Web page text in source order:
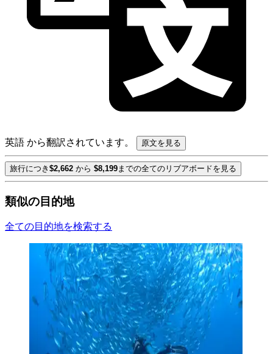
英語 から翻訳されています。 原文を見る
旅行につき $2,662 から $8,199 までの全てのリブアボードを見る
類似の目的地
全ての目的地を検索する